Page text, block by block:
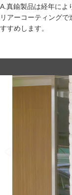
A.真鍮製品は経年によ
リアーコーティング
すすめします。